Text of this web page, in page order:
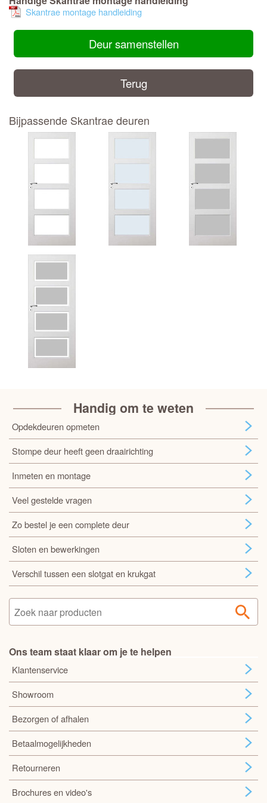
Skantrae montage handleiding
Deur samenstellen
Terug
Bijpassende Skantrae deuren
Handig om te weten
Opdekdeuren opmeten
Stompe deur heeft geen draairichting
Inmeten en montage
Veel gestelde vragen
Zo bestel je een complete deur
Sloten en bewerkingen
Verschil tussen een slotgat en krukgat
Ons team staat klaar om je te helpen
Klantenservice
Showroom
Bezorgen of afhalen
Betaalmogelijkheden
Retourneren
Brochures en video's